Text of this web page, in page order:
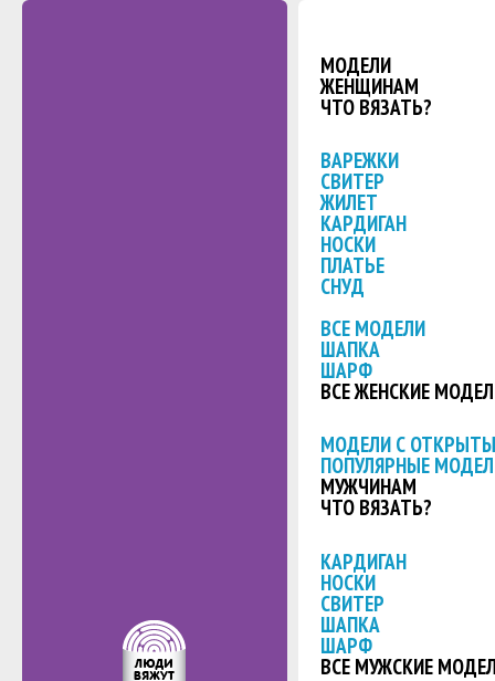
МОДЕЛИ
ЖЕНЩИНАМ
ЧТО ВЯЗАТЬ?
ВАРЕЖКИ
СВИТЕР
ЖИЛЕТ
КАРДИГАН
НОСКИ
ПЛАТЬЕ
СНУД
ВСЕ МОДЕЛИ
ШАПКА
ШАРФ
ВСЕ ЖЕНСКИЕ
МОДЕЛИ С
ПОПУЛЯРНЫЕ
МУЖЧИНАМ
ЧТО ВЯЗАТЬ?
КАРДИГАН
НОСКИ
СВИТЕР
ШАПКА
ШАРФ
ВСЕ МУЖСКИЕ